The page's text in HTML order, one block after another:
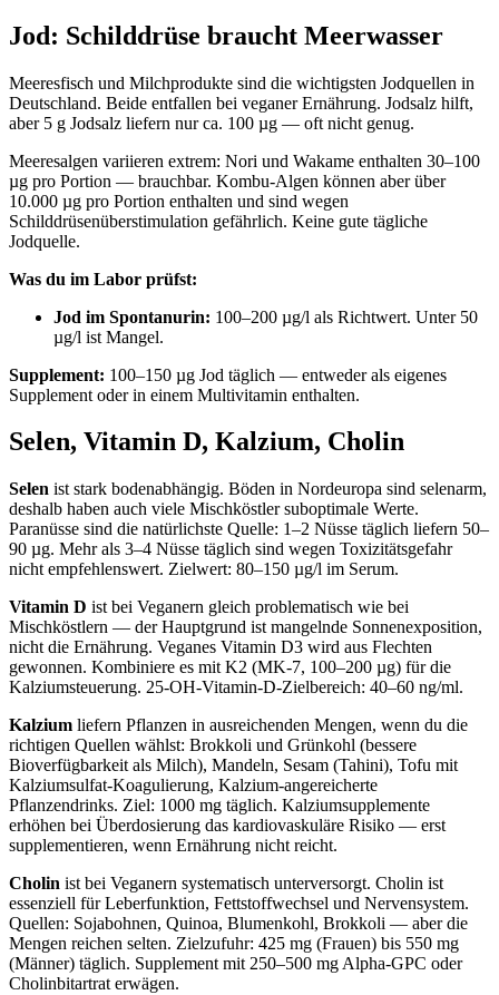
Jod: Schilddrüse braucht Meerwasser
Meeresfisch und Milchprodukte sind die wichtigsten Jodquellen in
Deutschland. Beide entfallen bei veganer Ernährung. Jodsalz hilft,
aber 5 g Jodsalz liefern nur ca. 100 µg — oft nicht genug.
Meeresalgen variieren extrem: Nori und Wakame enthalten 30–100
µg pro Portion — brauchbar. Kombu-Algen können aber über
10.000 µg pro Portion enthalten und sind wegen
Schilddrüsenüberstimulation gefährlich. Keine gute tägliche
Jodquelle.
Was du im Labor prüfst:
Jod im Spontanurin: 100–200 µg/l als Richtwert. Unter 50
µg/l ist Mangel.
Supplement: 100–150 µg Jod täglich — entweder als eigenes
Supplement oder in einem Multivitamin enthalten.
Selen, Vitamin D, Kalzium, Cholin
Selen ist stark bodenabhängig. Böden in Nordeuropa sind selenarm,
deshalb haben auch viele Mischköstler suboptimale Werte.
Paranüsse sind die natürlichste Quelle: 1–2 Nüsse täglich liefern 50–
90 µg. Mehr als 3–4 Nüsse täglich sind wegen Toxizitätsgefahr
nicht empfehlenswert. Zielwert: 80–150 µg/l im Serum.
Vitamin D ist bei Veganern gleich problematisch wie bei
Mischköstlern — der Hauptgrund ist mangelnde Sonnenexposition,
nicht die Ernährung. Veganes Vitamin D3 wird aus Flechten
gewonnen. Kombiniere es mit K2 (MK-7, 100–200 µg) für die
Kalziumsteuerung. 25-OH-Vitamin-D-Zielbereich: 40–60 ng/ml.
Kalzium liefern Pflanzen in ausreichenden Mengen, wenn du die
richtigen Quellen wählst: Brokkoli und Grünkohl (bessere
Bioverfügbarkeit als Milch), Mandeln, Sesam (Tahini), Tofu mit
Kalziumsulfat-Koagulierung, Kalzium-angereicherte
Pflanzendrinks. Ziel: 1000 mg täglich. Kalziumsupplemente
erhöhen bei Überdosierung das kardiovaskuläre Risiko — erst
supplementieren, wenn Ernährung nicht reicht.
Cholin ist bei Veganern systematisch unterversorgt. Cholin ist
essenziell für Leberfunktion, Fettstoffwechsel und Nervensystem.
Quellen: Sojabohnen, Quinoa, Blumenkohl, Brokkoli — aber die
Mengen reichen selten. Zielzufuhr: 425 mg (Frauen) bis 550 mg
(Männer) täglich. Supplement mit 250–500 mg Alpha-GPC oder
Cholinbitartrat erwägen.